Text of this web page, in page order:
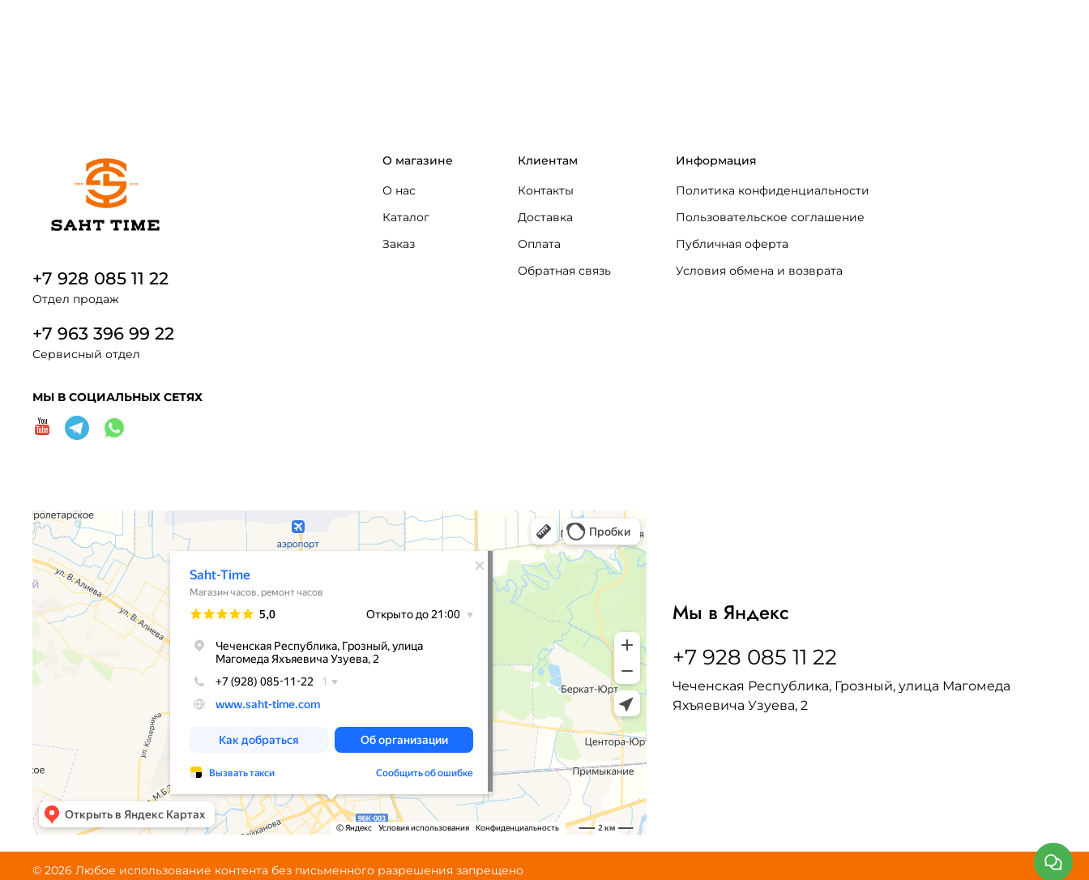
О магазине
О нас
Каталог
Заказ
Клиентам
Контакты
Доставка
Оплата
Обратная связь
Информация
Политика конфиденциальности
Пользовательское соглашение
Публичная оферта
Условия обмена и возврата
+7 928 085 11 22
Отдел продаж
+7 963 396 99 22
Сервисный отдел
МЫ В СОЦИАЛЬНЫХ СЕТЯХ
Мы в Яндекс
+7 928 085 11 22
Чеченская Республика, Грозный, улица Магомеда
Яхъяевича Узуева, 2
© 2026 Любое использование контента без письменного разрешения запрещено